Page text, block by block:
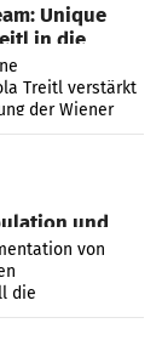
Unique
in die
Treitl verstärkt
der Wiener
Josef Kalina und
und
von
die
Manipulation und